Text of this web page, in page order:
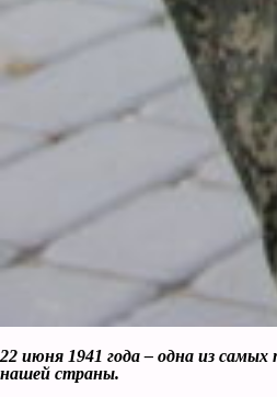
22 июня 1941 года – одна из
нашей страны.